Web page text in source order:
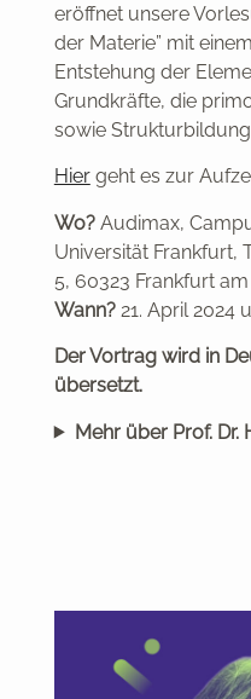
eröffnet unsere
der Materie” mit
Entstehung der
Grundkräfte, die
sowie
Hiergeht es zur
Wo? Audimax,
Universität Frankfurt,
5, 60323 Frankfurt
Wann?21. April 2024
Der Vortrag wird in
übersetzt.
Mehr über Prof. Dr.